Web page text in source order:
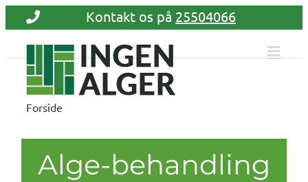
to
content
Kontakt os på 25504066
Forside
Alge-behandling